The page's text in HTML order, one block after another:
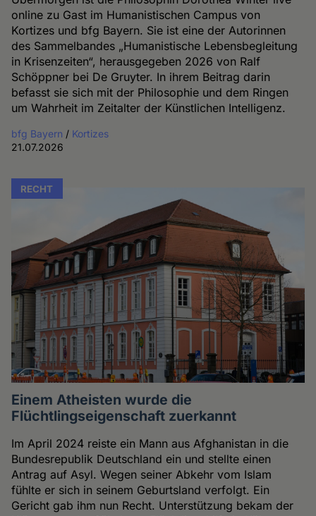
online zu Gast im Humanistischen Campus von
Kortizes und bfg Bayern. Sie ist eine der Autorinnen
des Sammelbandes „Humanistische Lebensbegleitung
in Krisenzeiten“, herausgegeben 2026 von Ralf
Schöppner bei De Gruyter. In ihrem Beitrag darin
befasst sie sich mit der Philosophie und dem Ringen
um Wahrheit im Zeitalter der Künstlichen Intelligenz.
bfg Bayern / Kortizes
21.07.2026
RECHT
Einem Atheisten wurde die
Flüchtlingseigenschaft zuerkannt
Im April 2024 reiste ein Mann aus Afghanistan in die
Bundesrepublik Deutschland ein und stellte einen
Antrag auf Asyl. Wegen seiner Abkehr vom Islam
fühlte er sich in seinem Geburtsland verfolgt. Ein
Gericht gab ihm nun Recht. Unterstützung bekam der